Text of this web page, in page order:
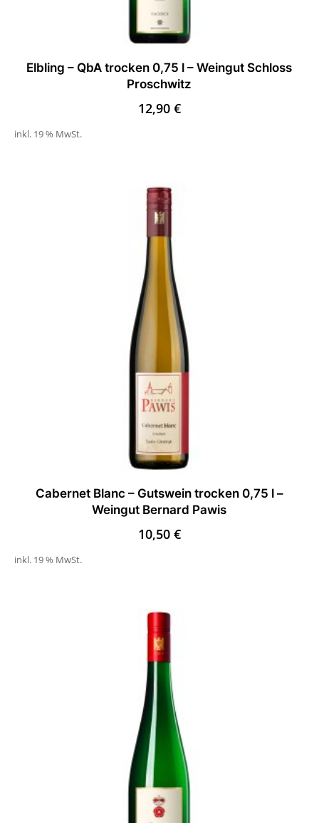
Elbling – QbA trocken 0,75 l – Weingut Schloss
Proschwitz
12,90 €
inkl. 19 % MwSt.
Cabernet Blanc – Gutswein trocken 0,75 l –
Weingut Bernard Pawis
10,50 €
inkl. 19 % MwSt.